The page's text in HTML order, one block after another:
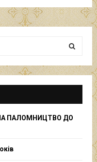
S
E
A
ПАЛОМНИЦТВО ДО